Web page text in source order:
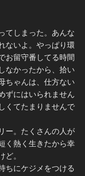
てしまった。あんな
ないよ。やっぱり環
お留守番してる時間
なかったから、拾い
ちゃんは、仕方ない
ずにはいられません
くてたまりませんで
ー。たくさんの人が
く熱く生きたから幸
ど。
ちにケジメをつける